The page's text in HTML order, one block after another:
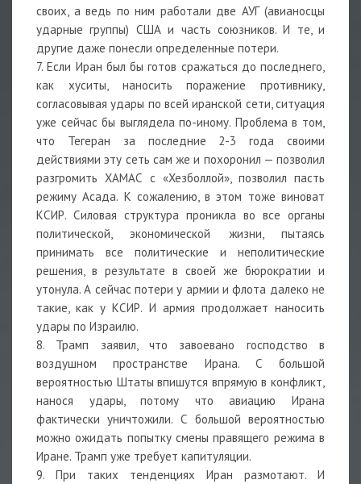
своих, а ведь по ним работали две АУГ (авианосцы
ударные группы) США и часть союзников. И те, и
другие даже понесли определенные потери.
7. Если Иран был бы готов сражаться до последнего,
как хуситы, наносить поражение противнику,
согласовывая удары по всей иранской сети, ситуация
уже сейчас бы выглядела по-иному. Проблема в том,
что Тегеран за последние 2-3 года своими
действиями эту сеть сам же и похоронил — позволил
разгромить ХАМАС с «Хезболлой», позволил пасть
режиму Асада. К сожалению, в этом тоже виноват
КСИР. Силовая структура проникла во все органы
политической, экономической жизни, пытаясь
принимать все политические и неполитические
решения, в результате в своей же бюрократии и
утонула. А сейчас потери у армии и флота далеко не
такие, как у КСИР. И армия продолжает наносить
удары по Израилю.
8. Трамп заявил, что завоевано господство в
воздушном пространстве Ирана. С большой
вероятностью Штаты впишутся впрямую в конфликт,
нанося удары, потому что авиацию Ирана
фактически уничтожили. С большой вероятностью
можно ожидать попытку смены правящего режима в
Иране. Трамп уже требует капитуляции.
9. При таких тенденциях Иран размотают. И